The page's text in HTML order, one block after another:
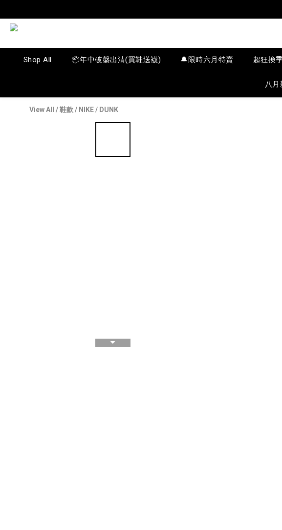
Shop All 📦年中破盤出清(買鞋送襪) 🔔限時六月特賣 超狂換
八月
View All /鞋款/ NIKE/ DUNK